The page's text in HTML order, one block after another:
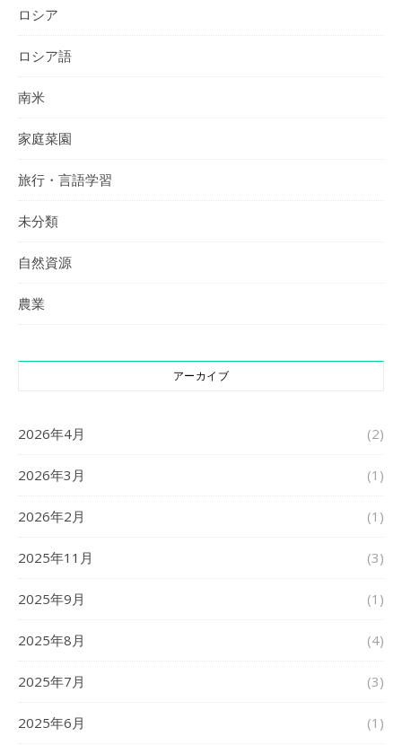
ロシア
ロシア語
南米
家庭菜園
旅行・言語学習
未分類
自然資源
農業
アーカイブ
2026年4月 (2)
2026年3月 (1)
2026年2月 (1)
2025年11月 (3)
2025年9月 (1)
2025年8月 (4)
2025年7月 (3)
2025年6月 (1)